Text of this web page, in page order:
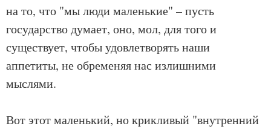
на то, что "мы люди маленькие" – пусть
государство думает, оно, мол, для того и
существует, чтобы удовлетворять наши
аппетиты, не обременяя нас излишними
мыслями.
Вот этот маленький, но крикливый "внутренний